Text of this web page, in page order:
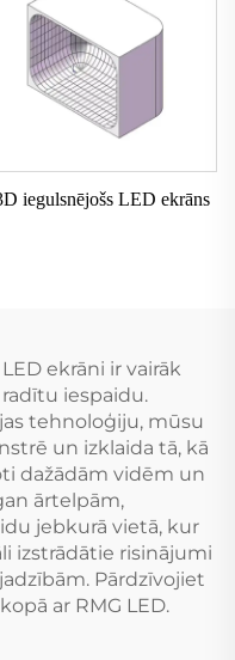
iegulsnējošs LED ekrāns
ekrāni ir vairāk
iespaidu.
tehnoloģiju, mūsu
un izklaida tā, kā
dažādām vidēm un
ārtelpām,
jebkurā vietā, kur
izstrādātie risinājumi
Pārdzīvojiet
ar RMG LED.